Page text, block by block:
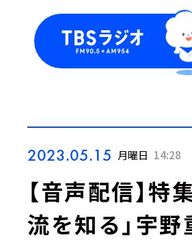
2023.05.15 月曜日 14:28
【音声配信】特
流を知る」宇